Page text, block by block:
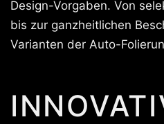
Design-Vorgaben. Von
bis zur ganzheitlichen
Varianten der Auto-